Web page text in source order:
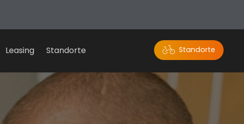
Leasing Standorte Standorte